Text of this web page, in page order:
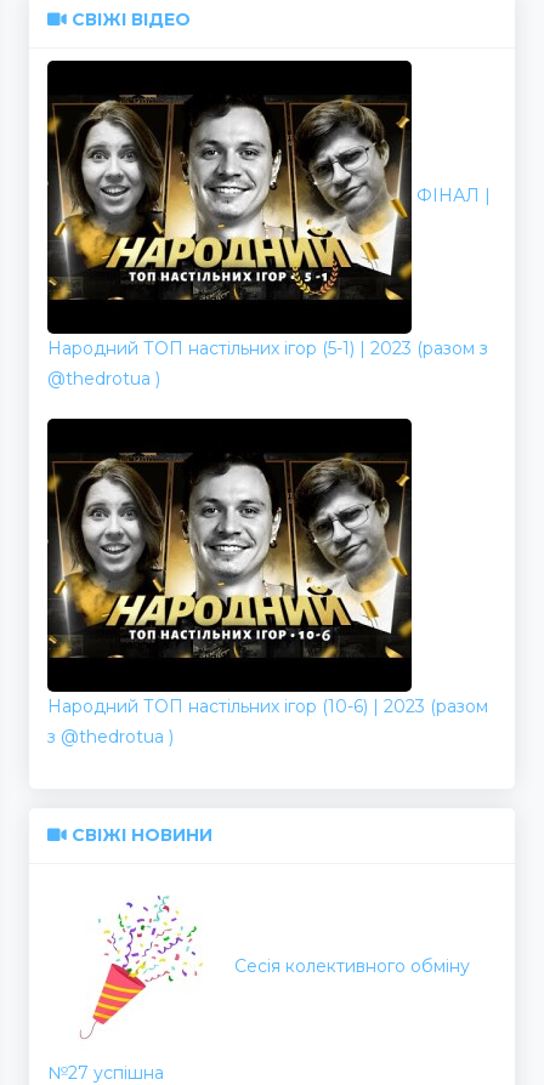
СВІЖІ ВІДЕО
ФІНАЛ |
Народний ТОП настільних ігор (5-1) | 2023 (разом з
@thedrotua )
Народний ТОП настільних ігор (10-6) | 2023 (разом
з @thedrotua )
СВІЖІ НОВИНИ
Сесія колективного обміну
№27 успішна